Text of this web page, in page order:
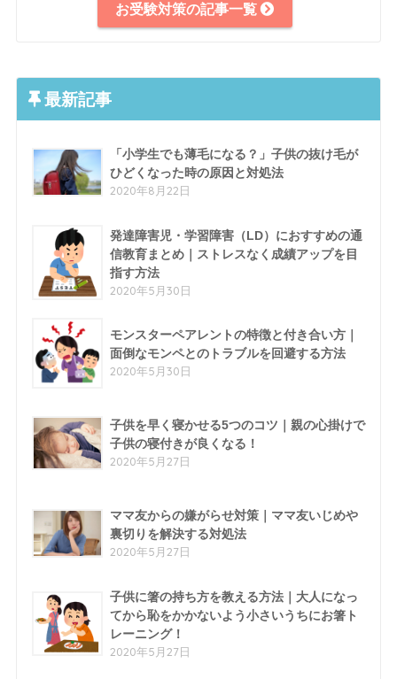
お受験対策の記事一覧
最新記事
「小学生でも薄毛になる？」子供の抜け毛が
ひどくなった時の原因と対処法
2020年8月22日
発達障害児・学習障害（LD）におすすめの通
信教育まとめ｜ストレスなく成績アップを目
指す方法
2020年5月30日
モンスターペアレントの特徴と付き合い方｜
面倒なモンペとのトラブルを回避する方法
2020年5月30日
子供を早く寝かせる5つのコツ｜親の心掛けで
子供の寝付きが良くなる！
2020年5月27日
ママ友からの嫌がらせ対策｜ママ友いじめや
裏切りを解決する対処法
2020年5月27日
子供に箸の持ち方を教える方法｜大人になっ
てから恥をかかないよう小さいうちにお箸ト
レーニング！
2020年5月27日